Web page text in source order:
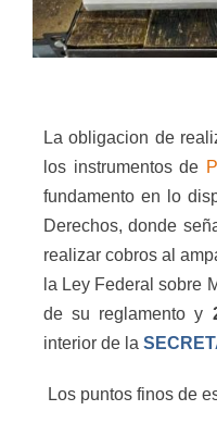
La obligacion de
los instrumentos de
fundamento en lo
Derechos, donde
realizar cobros al
la Ley Federal sobre
de su reglamento y
interior de la
Los puntos finos de